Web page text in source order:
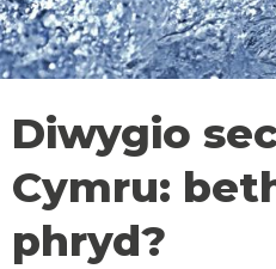
Diwygio
Cymru:
phryd?